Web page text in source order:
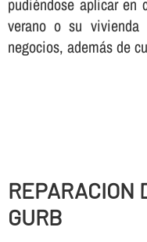
pudiéndose aplicar
verano o su
negocios, además de
REPARACION
GURB